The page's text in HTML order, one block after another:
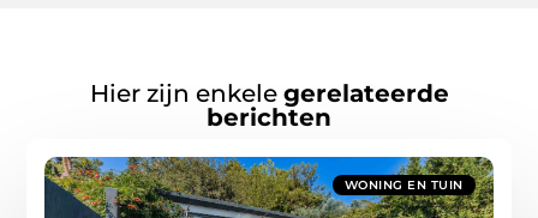
Hier zijn enkele gerelateerde
berichten
WONING EN TUIN